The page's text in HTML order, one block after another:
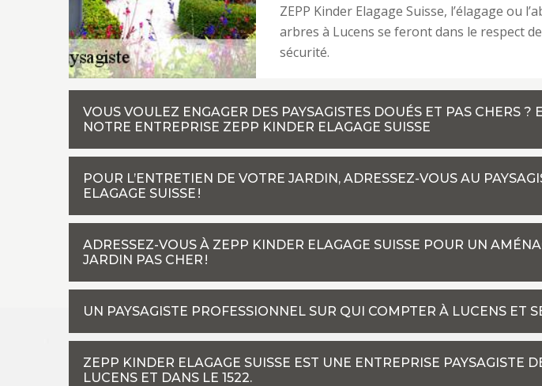
ZEPP Kinder Elagage Suisse, l’élagage ou
arbres à Lucens se feront dans le respect
sécurité.
VOUS VOULEZ ENGAGER DES PAYSAGISTES DOUÉS ET PAS CHERS ?
NOTRE ENTREPRISE ZEPP KINDER ELAGAGE SUISSE
POUR L’ENTRETIEN DE VOTRE JARDIN, ADRESSEZ-VOUS AU
ELAGAGE SUISSE !
ADRESSEZ-VOUS À ZEPP KINDER ELAGAGE SUISSE POUR UN
JARDIN PAS CHER !
UN PAYSAGISTE PROFESSIONNEL SUR QUI COMPTER À LUCENS ET
ZEPP KINDER ELAGAGE SUISSE EST UNE ENTREPRISE PAYSAGISTE
LUCENS ET DANS LE 1522.